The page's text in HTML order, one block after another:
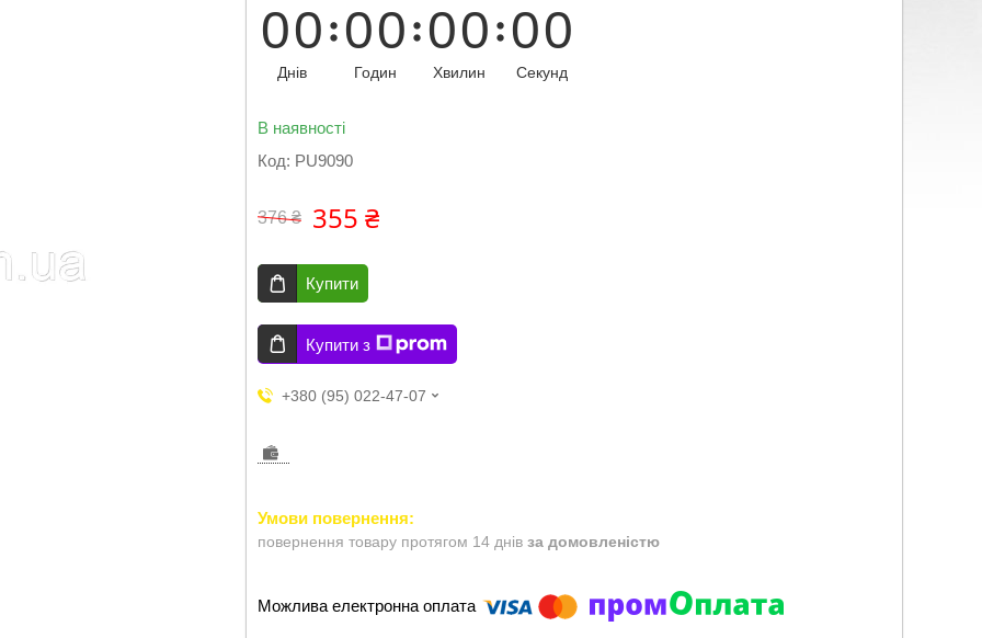
00
Днів
00
Годин
00
Хвилин
00
Секунд
В наявності
Код: PU9090
376 ₴ 355 ₴
Купити
Купити з
+380 (95) 022-47-07
повернення товару протягом 14 днів за домовленістю